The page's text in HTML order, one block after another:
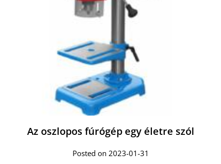
Az oszlopos fúrógép egy életre szól
Posted on 2023-01-31